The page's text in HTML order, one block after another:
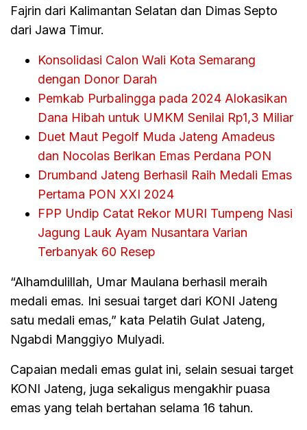
Fajrin dari Kalimantan Selatan dan Dimas Septo
dari Jawa Timur.
Konsolidasi Calon Wali Kota Semarang
dengan Donor Darah
Pemkab Purbalingga pada 2024 Alokasikan
Dana Hibah untuk UMKM Senilai Rp1,3 Miliar
Duet Maut Pegolf Muda Jateng Amadeus
dan Nocolas Berikan Emas Perdana PON
Drumband Jateng Berhasil Raih Medali Emas
Pertama PON XXI 2024
FPP Undip Catat Rekor MURI Tumpeng Nasi
Jagung Lauk Ayam Nusantara Varian
Terbanyak 60 Resep
“Alhamdulillah, Umar Maulana berhasil meraih
medali emas. Ini sesuai target dari KONI Jateng
satu medali emas,” kata Pelatih Gulat Jateng,
Ngabdi Manggiyo Mulyadi.
Capaian medali emas gulat ini, selain sesuai target
KONI Jateng, juga sekaligus mengakhir puasa
emas yang telah bertahan selama 16 tahun.